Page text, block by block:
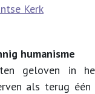
Kerk
humanisme
geloven in
als terug